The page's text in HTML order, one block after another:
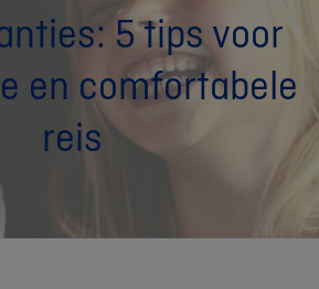
5 tips voor
en comfortabele
reis